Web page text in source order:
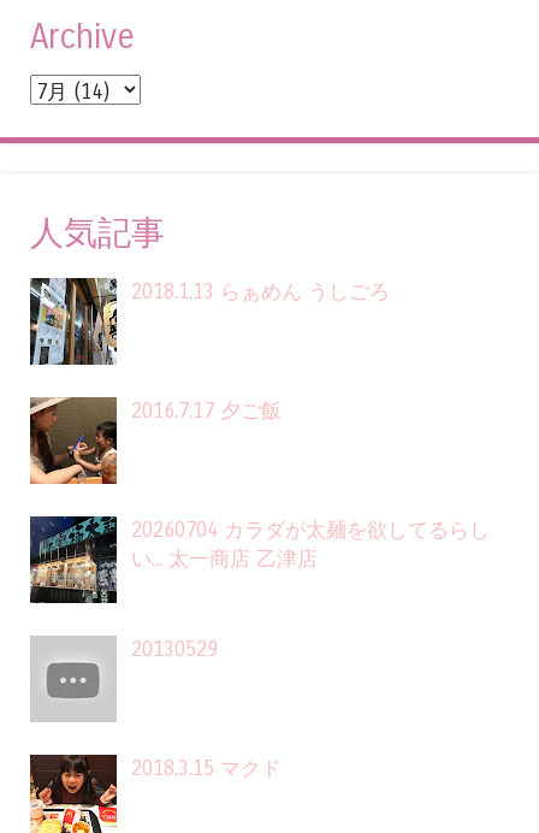
Archive
人気記事
2018.1.13 らぁめん うしごろ
2016.7.17 夕ご飯
20260704 カラダが太麺を欲してるらし
い... 太一商店 乙津店
20130529
2018.3.15 マクド